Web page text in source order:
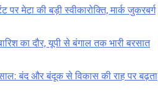
मेटा की बड़ी स्वीकारोक्ति, मार्क जुकरबर्ग
का दौर, यूपी से बंगाल तक भारी बरसात
बंद और बंदूक से विकास की राह पर बढ़ता